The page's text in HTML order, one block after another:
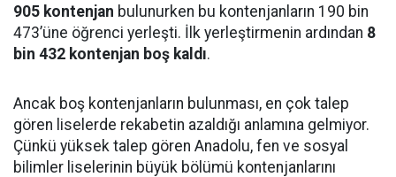
905 kontenjan bulunurken bu kontenjanların 190 bin
473’üne öğrenci yerleşti. İlk yerleştirmenin ardından 8
bin 432 kontenjan boş kaldı.
Ancak boş kontenjanların bulunması, en çok talep
gören liselerde rekabetin azaldığı anlamına gelmiyor.
Çünkü yüksek talep gören Anadolu, fen ve sosyal
bilimler liselerinin büyük bölümü kontenjanlarını